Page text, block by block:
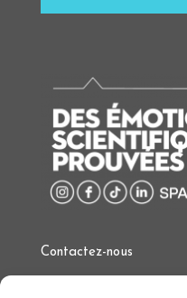
Contactez-nous